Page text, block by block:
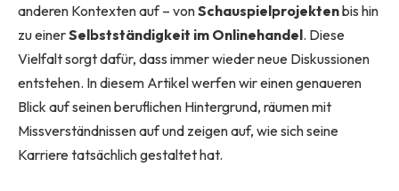
anderen Kontexten auf – vonSchauspielprojektenbis hin
zu einerSelbstständigkeit im Onlinehandel. Diese
Vielfalt sorgt dafür, dass immer wieder neue Diskussionen
entstehen. In diesem Artikel werfen wir einen genaueren
Blick auf seinen beruflichen Hintergrund, räumen mit
Missverständnissen auf und zeigen auf, wie sich seine
Karriere tatsächlich gestaltet hat.